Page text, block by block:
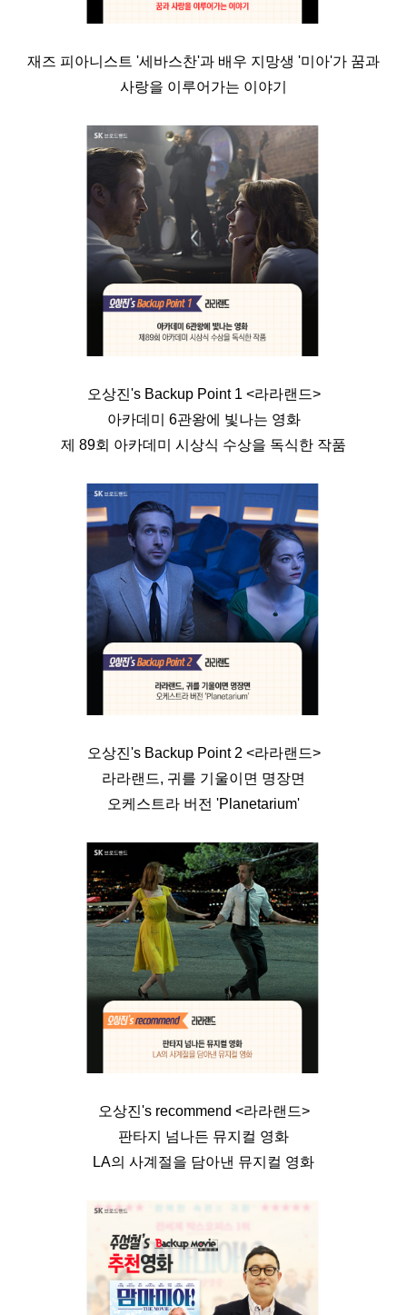
재즈 피아니스트 '세바스찬'과 배우 지망생 '미아'가 꿈과
사랑을 이루어가는 이야기
오상진's Backup Point 1 <라라랜드>
아카데미 6관왕에 빛나는 영화
제 89회 아카데미 시상식 수상을 독식한 작품
오상진's Backup Point 2 <라라랜드>
라라랜드, 귀를 기울이면 명장면
오케스트라 버전 'Planetarium'
오상진's recommend <라라랜드>
판타지 넘나든 뮤지컬 영화
LA의 사계절을 담아낸 뮤지컬 영화